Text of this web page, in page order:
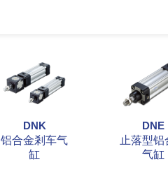
DNK
铝合金剎车气
缸
DNE
止落型铝
气缸